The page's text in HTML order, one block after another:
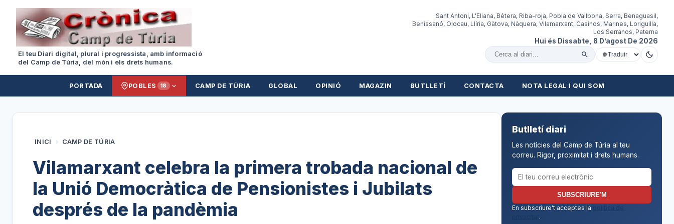
El teu Diari digital, plural i progressista, amb informació
del Camp de Túria, del món i els drets humans.
Sant Antoni, L'Eliana, Bétera, Riba-roja, Pobla de Vallbona, Serra, Benaguasil,
Benissanó, Olocau, Llíria, Gàtova, Nàquera, Vilamarxant, Casinos, Marines, Loriguilla,
Los Serranos, Paterna
Hui és Dissabte, 8 D’agost De 2026
Cercar al diari
PORTADA POBLES 18 CAMP DE TÚRIA GLOBAL OPINIÓ MAGAZIN BUTLLETÍ CONTACTA NOTA LEGAL I QUI SOM
INICI › CAMP DE TÚRIA
Vilamarxant celebra la primera trobada nacional de
la Unió Democràtica de Pensionistes i Jubilats
després de la pandèmia
Butlletí diari
Les notícies del Camp de Túria al teu
correu. Rigor, proximitat i drets humans.
Correu electrònic per al butlletí
SUBSCRIURE'M
En subscriure't acceptes la
política de
.